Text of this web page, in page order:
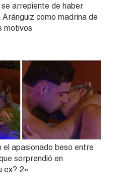
arrepiente de haber
como madrina de
motivos
apasionado beso entre
sorprendió en
ex? 2»